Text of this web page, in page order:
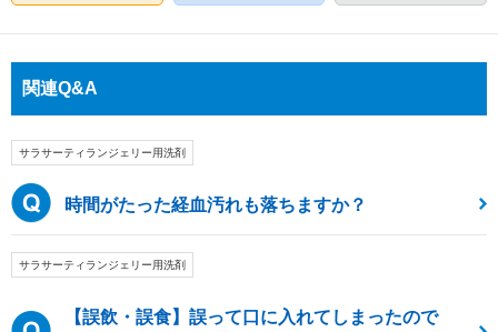
関連Q&A
サラサーティランジェリー用洗剤
時間がたった経血汚れも落ちますか？
サラサーティランジェリー用洗剤
【誤飲・誤食】誤って口に入れてしまったので